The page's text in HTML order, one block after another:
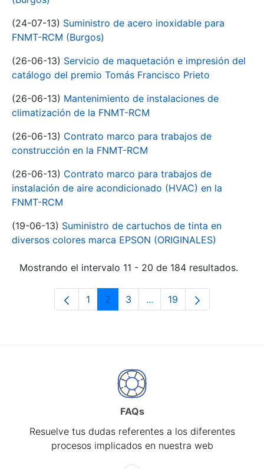
(24-07-13) Suministro de acero inoxidable para
FNMT-RCM (Burgos)
(26-06-13) Servicio de maquetación e impresión del
catálogo del premio Tomás Francisco Prieto
(26-06-13) Mantenimiento de instalaciones de
climatización de la FNMT-RCM
(26-06-13) Contrato marco para trabajos de
construcción en la FNMT-RCM
(26-06-13) Contrato marco para trabajos de
instalación de aire acondicionado (HVAC) en la
FNMT-RCM
(19-06-13) Suministro de cartuchos de tinta en
diversos colores marca EPSON (ORIGINALES)
Mostrando el intervalo 11 - 20 de 184 resultados.
Página
1 Página
2 Página
3 ...Páginas intermedias Use
Página
19
FAQs
Resuelve tus dudas referentes a los diferentes
procesos implicados en nuestra web